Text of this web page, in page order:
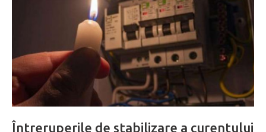
Întreruperile de stabilizare a curentului